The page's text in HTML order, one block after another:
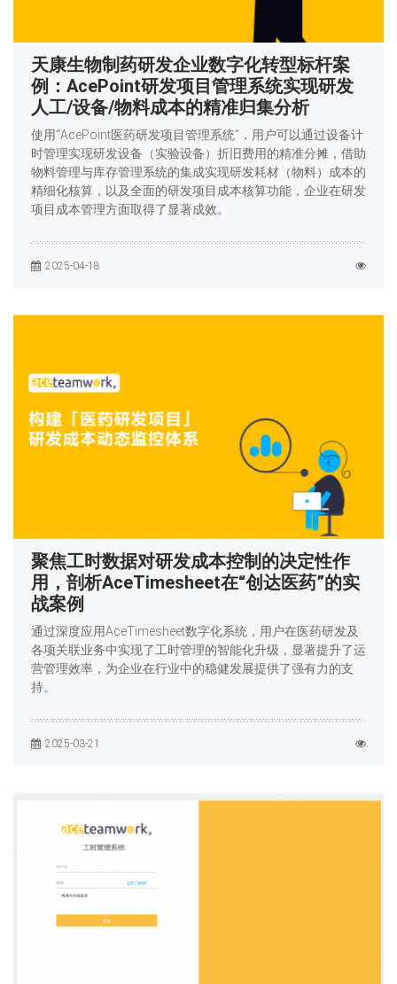
天康生物制药研发企业数字化转型标杆案
例：AcePoint研发项目管理系统实现研发
人工/设备/物料成本的精准归集分析
使用“AcePoint医药研发项目管理系统”，用户可以通过设备计
时管理实现研发设备（实验设备）折旧费用的精准分摊，借助
物料管理与库存管理系统的集成实现研发耗材（物料）成本的
精细化核算，以及全面的研发项目成本核算功能，企业在研发
项目成本管理方面取得了显著成效。
2025-04-18
聚焦工时数据对研发成本控制的决定性作
用，剖析AceTimesheet在“创达医药”的实
战案例
通过深度应用AceTimesheet数字化系统，用户在医药研发及
各项关联业务中实现了工时管理的智能化升级，显著提升了运
营管理效率，为企业在行业中的稳健发展提供了强有力的支
持。
2025-03-21